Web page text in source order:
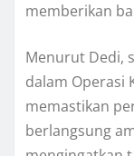
memberikan
Menurut Dedi,
dalam Operasi
memastikan
berlangsung